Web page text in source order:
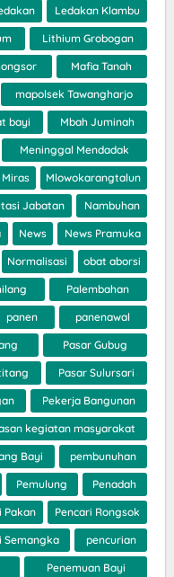
Ledakan Klambu
Lithium Grobogan
longsor Mafia Tanah
mapolsek Tawangharjo
bayi Mbah Juminah
Meninggal Mendadak
Miras Mlowokarangtalun
Jabatan Nambuhan
News News Pramuka
Normalisasi obat aborsi
Palembahan
panen panenawal
Pasar Gubug
Pasar Sulursari
Pekerja Bangunan
kegiatan masyarakat
Bayi pembunuhan
Pemulung Penadah
Pakan Pencari Rongsok
Semangka pencurian
Penemuan Bayi